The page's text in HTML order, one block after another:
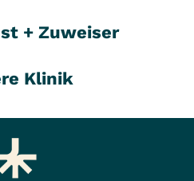
+ Zuweiser
Klinik